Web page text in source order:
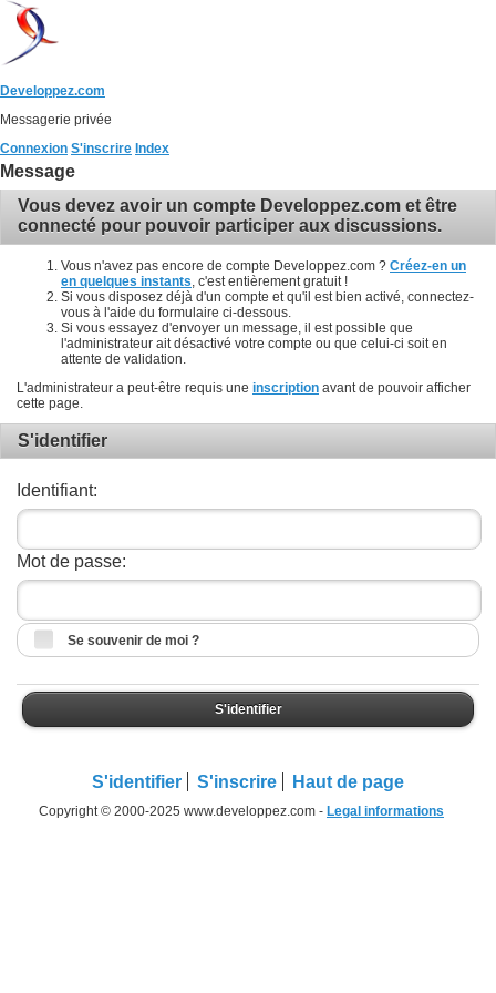
Developpez.com
Messagerie privée
Connexion S'inscrire Index
Message
Vous devez avoir un compte Developpez.com et être
connecté pour pouvoir participer aux discussions.
Vous n'avez pas encore de compte Developpez.com ? Créez-en un
en quelques instants , c'est entièrement gratuit !
Si vous disposez déjà d'un compte et qu'il est bien activé, connectez-
vous à l'aide du formulaire ci-dessous.
Si vous essayez d'envoyer un message, il est possible que
l'administrateur ait désactivé votre compte ou que celui-ci soit en
attente de validation.
L'administrateur a peut-être requis une inscription avant de pouvoir afficher
cette page.
S'identifier
Identifiant:
Mot de passe:
Se souvenir de moi ?
S'identifier
S'identifier S'inscrire Haut de page
Copyright © 2000-2025 www.developpez.com - Legal informations